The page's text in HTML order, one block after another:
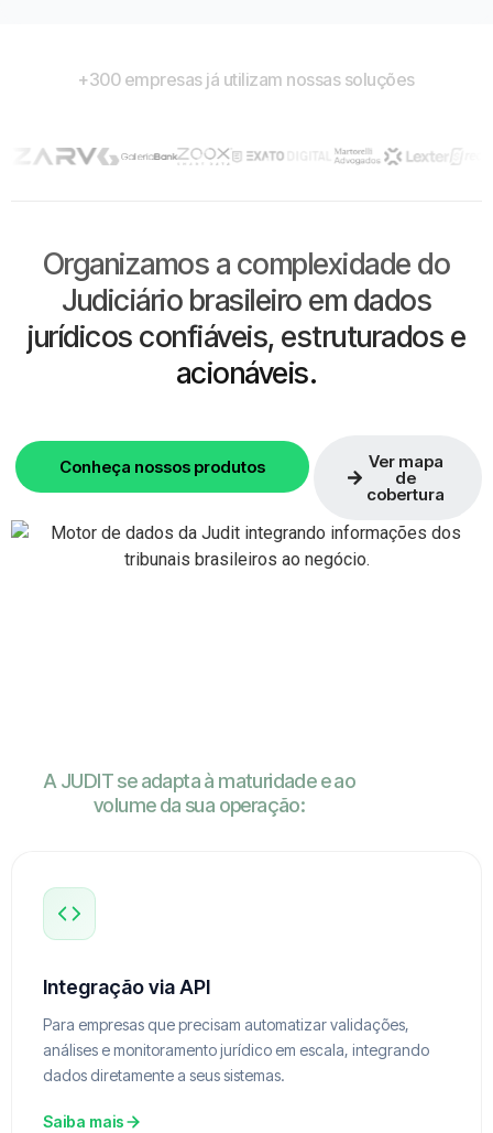
+300 empresas já utilizam nossas soluções
Organizamos a complexidade do
Judiciário brasileiro em dados
jurídicos confiáveis, estruturados e
acionáveis.
Conheça nossos produtos Ver mapa
de
cobertura
A JUDIT se adapta à maturidade e ao
volume da sua operação:
Integração via API
Para empresas que precisam automatizar validações,
análises e monitoramento jurídico em escala, integrando
dados diretamente a seus sistemas.
Saiba mais